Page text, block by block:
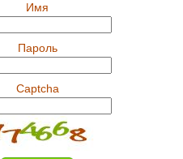
Имя
Пароль
Captcha